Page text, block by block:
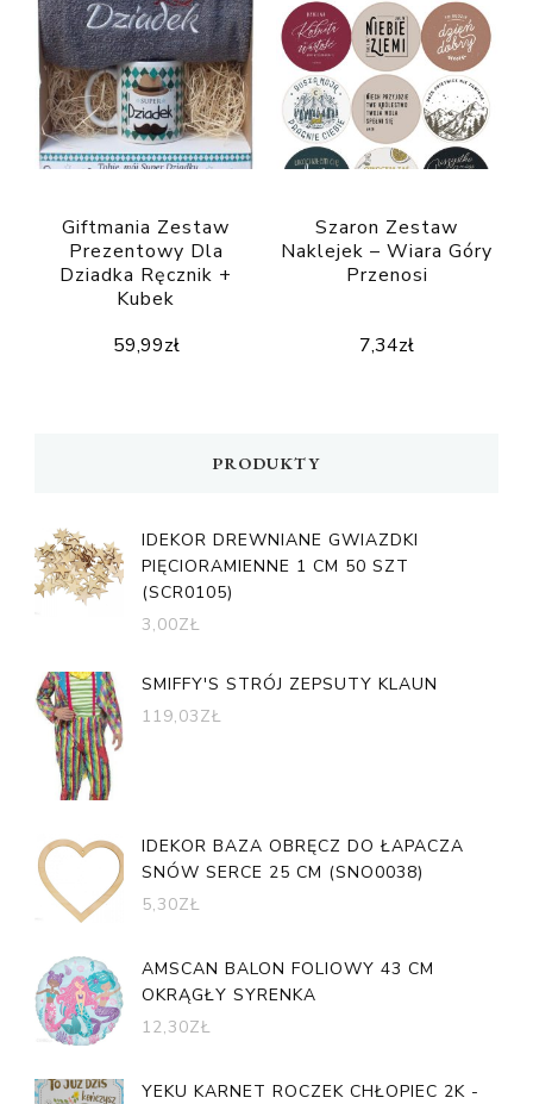
Giftmania Zestaw
Prezentowy Dla
Dziadka Ręcznik +
Kubek
59,99zł
Szaron Zestaw
Naklejek – Wiara Góry
Przenosi
7,34zł
PRODUKTY
IDEKOR DREWNIANE GWIAZDKI
PIĘCIORAMIENNE 1 CM 50 SZT
(SCR0105)
3,00ZŁ
SMIFFY'S STRÓJ ZEPSUTY KLAUN
119,03ZŁ
IDEKOR BAZA OBRĘCZ DO ŁAPACZA
SNÓW SERCE 25 CM (SNO0038)
5,30ZŁ
AMSCAN BALON FOLIOWY 43 CM
OKRĄGŁY SYRENKA
12,30ZŁ
YEKU KARNET ROCZEK CHŁOPIEC 2K -